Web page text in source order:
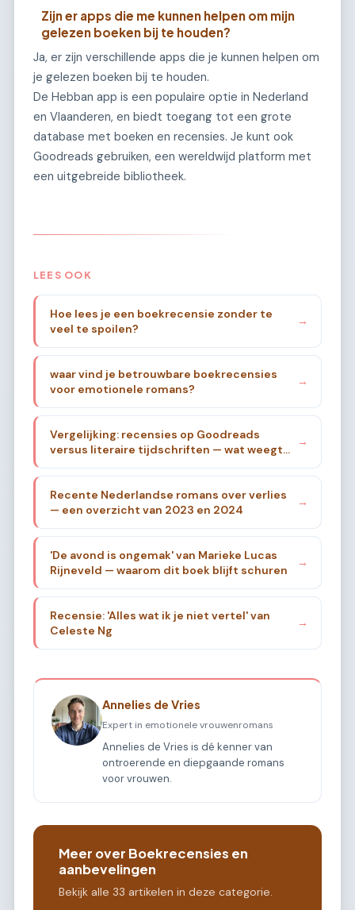
Zijn er apps die me kunnen helpen om mijn
gelezen boeken bij te houden?
Ja, er zijn verschillende apps die je kunnen helpen om
je gelezen boeken bij te houden.
De Hebban app is een populaire optie in Nederland
en Vlaanderen, en biedt toegang tot een grote
database met boeken en recensies. Je kunt ook
Goodreads gebruiken, een wereldwijd platform met
een uitgebreide bibliotheek.
LEES OOK
Hoe lees je een boekrecensie zonder te
veel te spoilen?
→
waar vind je betrouwbare boekrecensies
voor emotionele romans?
→
Vergelijking: recensies op Goodreads
versus literaire tijdschriften — wat weegt
zwaarder?
→
Recente Nederlandse romans over verlies
— een overzicht van 2023 en 2024
→
'De avond is ongemak' van Marieke Lucas
Rijneveld — waarom dit boek blijft schuren
→
Recensie: 'Alles wat ik je niet vertel' van
Celeste Ng
→
Annelies de Vries
Expert in emotionele vrouwenromans
Annelies de Vries is dé kenner van
ontroerende en diepgaande romans
voor vrouwen.
Meer over Boekrecensies en
aanbevelingen
Bekijk alle 33 artikelen in deze categorie.